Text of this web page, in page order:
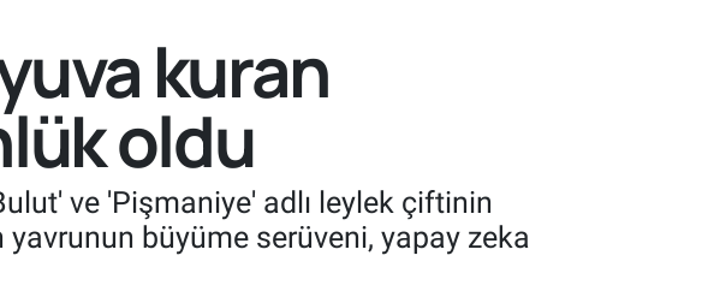
kuran
oldu
ve 'Pişmaniye' adlı leylek çiftinin
büyüme serüveni, yapay zeka